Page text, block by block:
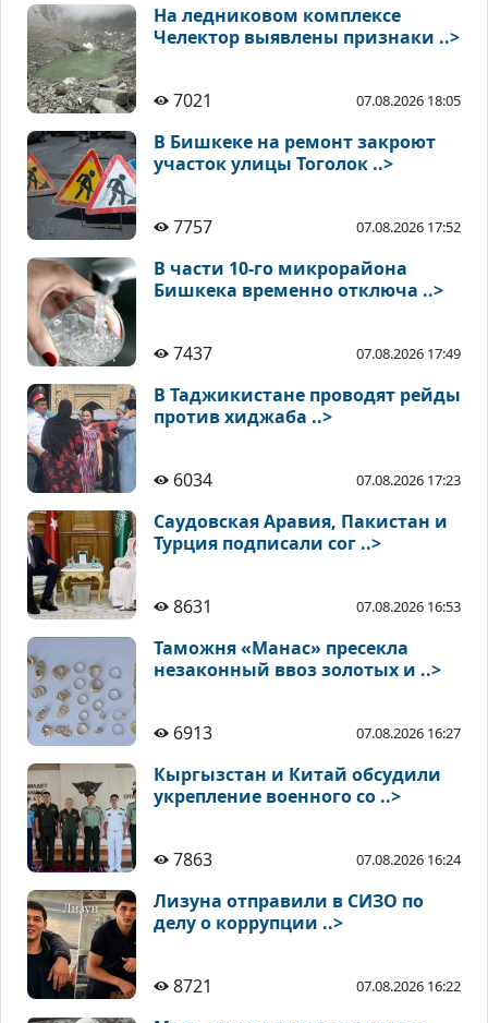
На ледниковом комплексе
Челектор выявлены признаки ..>
7021 07.08.2026 18:05
В Бишкеке на ремонт закроют
участок улицы Тоголок ..>
7757 07.08.2026 17:52
В части 10-го микрорайона
Бишкека временно отключа ..>
7437 07.08.2026 17:49
В Таджикистане проводят рейды
против хиджаба ..>
6034 07.08.2026 17:23
Саудовская Аравия, Пакистан и
Турция подписали сог ..>
8631 07.08.2026 16:53
Таможня «Манас» пресекла
незаконный ввоз золотых и ..>
6913 07.08.2026 16:27
Кыргызстан и Китай обсудили
укрепление военного со ..>
7863 07.08.2026 16:24
Лизуна отправили в СИЗО по
делу о коррупции ..>
8721 07.08.2026 16:22